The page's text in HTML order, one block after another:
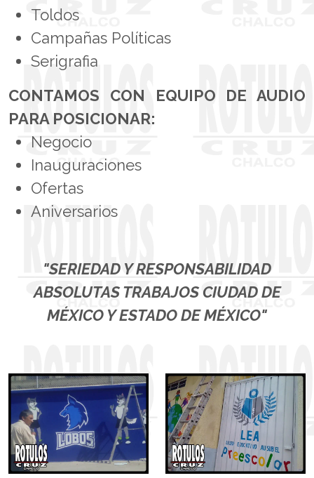
Toldos
Campañas Políticas
Serigrafia
CONTAMOS CON EQUIPO DE AUDIO
PARA POSICIONAR:
Negocio
Inauguraciones
Ofertas
Aniversarios
"SERIEDAD Y RESPONSABILIDAD
ABSOLUTAS TRABAJOS CIUDAD DE
MÉXICO Y ESTADO DE MÉXICO"